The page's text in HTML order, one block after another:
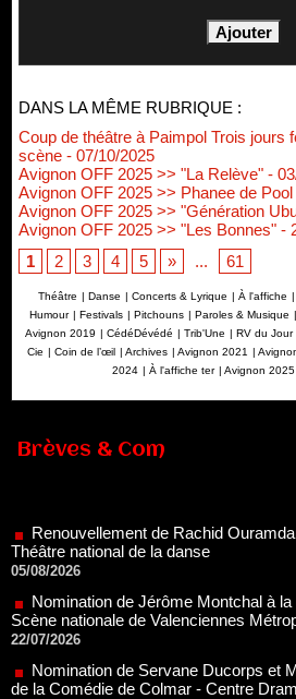
DANS LA MÊME RUBRIQUE :
Coup de théâtre à Paimpol Trois
scène - 07/10/2025
Avignon OFF 2025 >> "La Relève" -
Avignon OFF 2025 >> Phanee de Pool
Avignon OFF 2025 >> "Génération
Avignon OFF 2025 >> "Les Bonnes" -
1
2 3 4 5 » ... 61
Théâtre | Danse | Concerts & Lyrique | À l'affiche |
Humour | Festivals | Pitchouns | Paroles & Musique |
Avignon 2019 | CédéDévédé | Trib'Une | RV du Jour
Cie | Coin de l’œil | Archives | Avignon 2021 |
2024 | À l'affiche ter | Avignon 2025
Brèves & Com
05/08/2026
Nomination de Jérôme Montchal à la
Scène nationale de Valenciennes
22/07/2026
Nomination de Servane Ducorps et
de la Comédie de Colmar - Centre
07/07/2026